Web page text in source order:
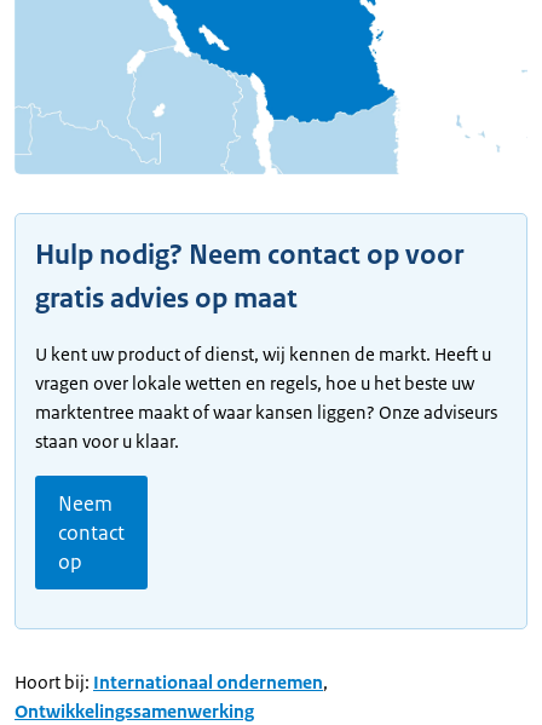
Hulp nodig? Neem contact op voor
gratis advies op maat
U kent uw product of dienst, wij kennen de markt. Heeft u
vragen over lokale wetten en regels, hoe u het beste uw
marktentree maakt of waar kansen liggen? Onze adviseurs
staan voor u klaar.
Neem
contact
op
Hoort bij: Internationaal ondernemen,
Ontwikkelingssamenwerking